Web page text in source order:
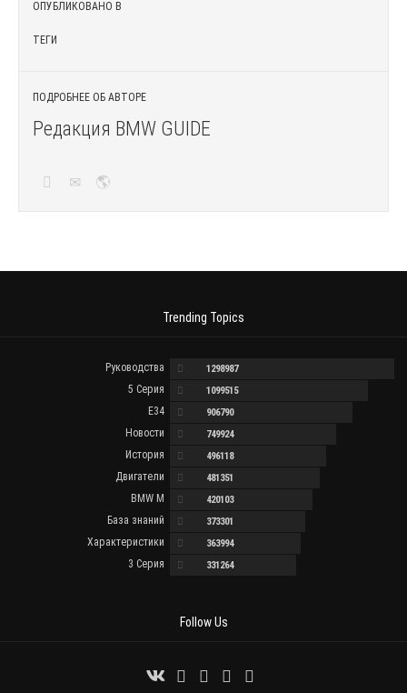
ОПУБЛИКОВАНО В
ТЕГИ
ПОДРОБНЕЕ ОБ АВТОРЕ
Редакция BMW GUIDE
Trending Topics
Руководства 1298987
5 Серия 1099515
E34 906790
Новости 749924
История 496118
Двигатели 481351
BMW M 420103
База знаний 373301
Характеристики 363994
3 Серия 331264
Follow Us